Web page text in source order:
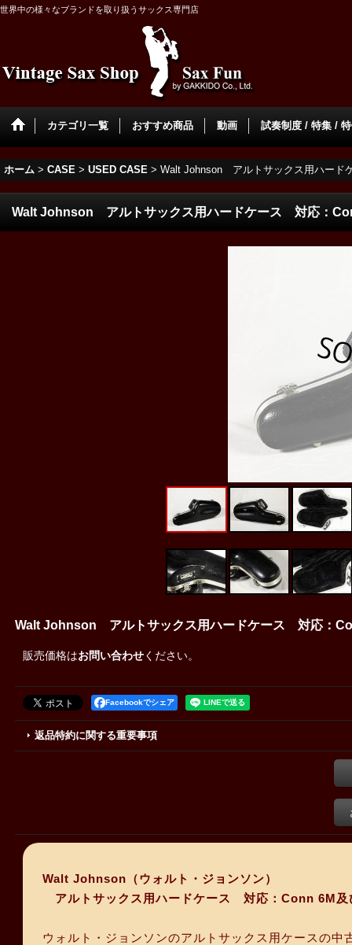
世界中の様々なブランドを取り扱うサックス専門店
カテゴリ一覧 おすすめ商品 動画 試奏制度 / 特集 /
ホーム > CASE > USED CASE > Walt Johnson アルトサックス用ハー
Walt Johnson アルトサックス用ハードケース 対応：
Walt Johnson アルトサックス用ハードケース 対応：
販売価格はお問い合わせください。
Facebookでシェア
返品特約に関する重要事項
Walt Johnson（ウォルト・ジョンソン）
アルトサックス用ハードケース 対応：Conn 6M
ウォルト・ジョンソンのアルトサックス用ケースの